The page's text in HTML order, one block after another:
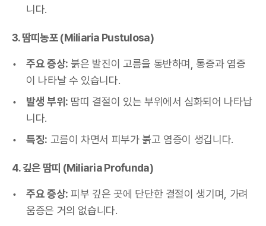
니다.
3. 땀띠농포 (Miliaria Pustulosa)
주요 증상: 붉은 발진이 고름을 동반하며, 통증과 염증
이 나타날 수 있습니다.
발생 부위: 땀띠 결절이 있는 부위에서 심화되어 나타납
니다.
특징: 고름이 차면서 피부가 붉고 염증이 생깁니다.
4. 깊은 땀띠 (Miliaria Profunda)
주요 증상: 피부 깊은 곳에 단단한 결절이 생기며, 가려
움증은 거의 없습니다.